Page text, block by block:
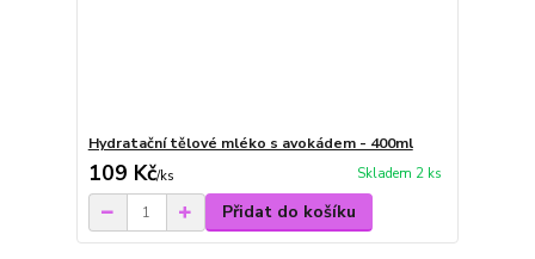
Hydratační tělové mléko s avokádem - 400ml
109 Kč/ks Skladem 2 ks
Přidat do košíku